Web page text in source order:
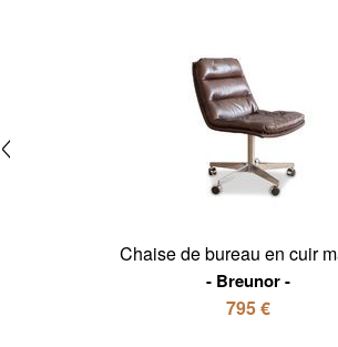
Chaise de bureau en cuir
Breunor
795 €